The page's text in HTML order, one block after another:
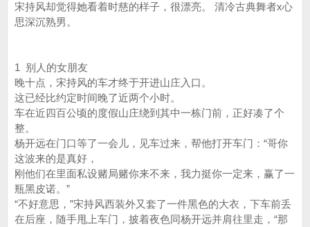
宋持风却觉得她看着时慈的样子，很漂亮。 清冷古典舞者x心
思深沉熟男。
1 别人的女朋友
晚十点，宋持风的车才终于开进山庄入口。
这已经比约定时间晚了近两个小时。
车在近四百公顷的度假山庄绕到其中一栋门前，正好凑了个
整。
杨开远在门口等了一会儿，见车过来，帮他打开车门：“哥你
这波来的是真好，
刚他们在里面私设赌局赌你来不来，我力挺你一定来，赢了一
瓶黑皮诺。”
“不好意思，”宋持风西装外又套了一件黑色的大衣，下车前丢
在后座，随手甩上车门，披着夜色同杨开远并肩往里走，“那